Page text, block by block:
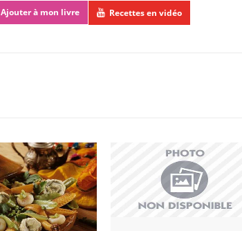
Ajouter à mon livre Recettes en vidéo